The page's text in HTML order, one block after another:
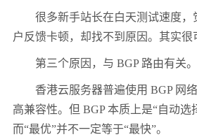
很多新手站长在白天测试速度，
户反馈卡顿，却找不到原因。其实很
第三个原因，与 BGP 路由有关。
香港云服务器普遍使用 BGP 网络
高兼容性。但 BGP 本质上是“自动选
而“最优”并不一定等于“最快”。